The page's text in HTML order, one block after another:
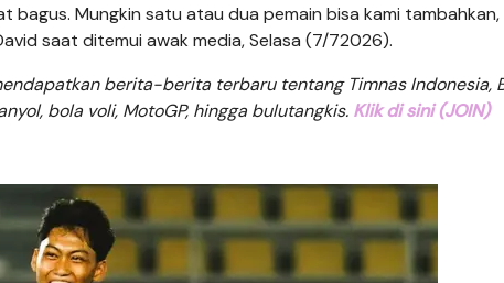
bagus. Mungkin satu atau dua pemain bisa kami
saat ditemui awak media, Selasa (7/72026).
berita-berita terbaru tentang Timnas Indonesia,
bola voli, MotoGP, hingga bulutangkis. Klik di sini (JOIN)